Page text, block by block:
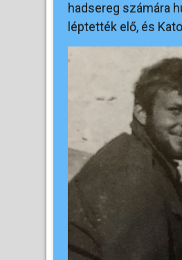
hadsereg számára
léptették elő, és